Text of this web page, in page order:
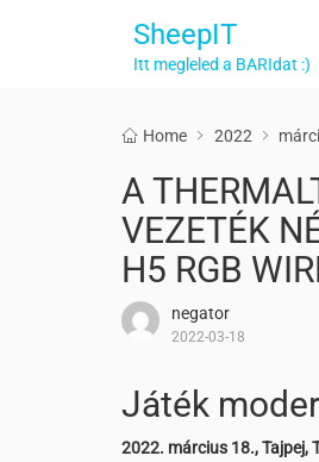
SheepIT
Itt megleled a BARIdat :)
Home 2022
A
VEZETÉK
H5 RGB
negator
2022-03-18
Játék
2022. március 18., Tajpej,